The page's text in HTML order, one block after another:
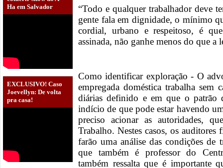
Ha em Salvador
EXCLUSIVO! Caso
Joevellyn: De volta
pra casa!
“Todo e qualquer trabalhador deve
gente fala em dignidade, o mínimo
cordial, urbano e respeitoso, é
assinada, não ganhe menos do que
Como identificar exploração - O
empregada doméstica trabalha sem
diárias definido e em que o patrão
indício de que pode estar havendo
preciso acionar as autoridades,
Trabalho. Nestes casos, os auditores
farão uma análise das condições de
que também é professor do
também ressalta que é importante